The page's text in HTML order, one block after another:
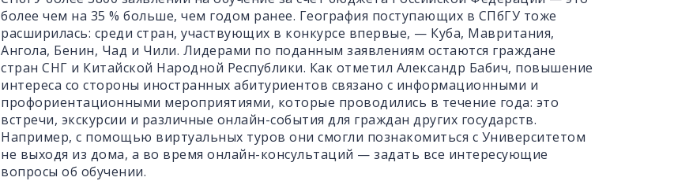
более чем на 35 % больше, чем годом ранее. География поступающих в СПбГУ тоже
расширилась: среди стран, участвующих в конкурсе впервые, — Куба, Мавритания,
Ангола, Бенин, Чад и Чили. Лидерами по поданным заявлениям остаются граждане
стран СНГ и Китайской Народной Республики. Как отметил Александр Бабич, повышение
интереса со стороны иностранных абитуриентов связано с информационными и
профориентационными мероприятиями, которые проводились в течение года: это
встречи, экскурсии и различные онлайн-события для граждан других государств.
Например, с помощью виртуальных туров они смогли познакомиться с Университетом
не выходя из дома, а во время онлайн-консультаций — задать все интересующие
вопросы об обучении.